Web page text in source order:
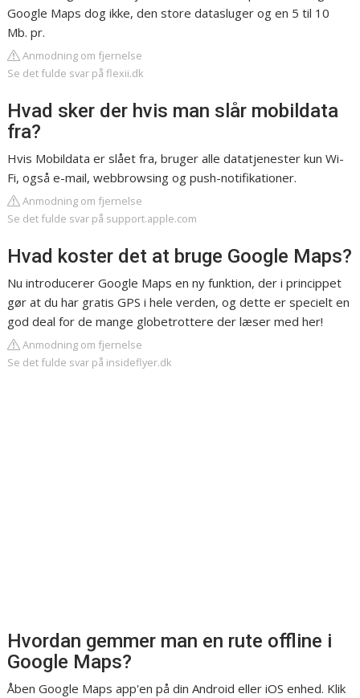
Google Maps dog ikke, den store datasluger og en 5 til 10
Mb. pr.
Anmodning om fjernelse
Se det fulde svar på flexii.dk
Hvad sker der hvis man slår mobildata
fra?
Hvis Mobildata er slået fra, bruger alle datatjenester kun Wi-
Fi, også e-mail, webbrowsing og push-notifikationer.
Anmodning om fjernelse
Se det fulde svar på support.apple.com
Hvad koster det at bruge Google Maps?
Nu introducerer Google Maps en ny funktion, der i princippet
gør at du har gratis GPS i hele verden, og dette er specielt en
god deal for de mange globetrottere der læser med her!
Anmodning om fjernelse
Se det fulde svar på insideflyer.dk
Hvordan gemmer man en rute offline i
Google Maps?
Åben Google Maps app'en på din Android eller iOS enhed. Klik